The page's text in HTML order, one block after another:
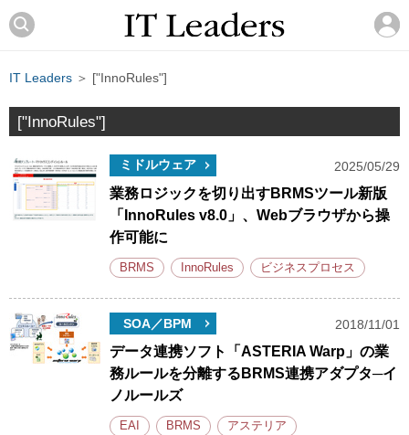
IT Leaders ＞ ["InnoRules"]
["InnoRules"]
ミドルウェア 2025/05/29
業務ロジックを切り出すBRMSツール新版
「InnoRules v8.0」、Webブラウザから操
作可能に
BRMS InnoRules ビジネスプロセス
SOA／BPM 2018/11/01
データ連携ソフト「ASTERIA Warp」の業
務ルールを分離するBRMS連携アダプタ─イ
ノルールズ
EAI BRMS アステリア